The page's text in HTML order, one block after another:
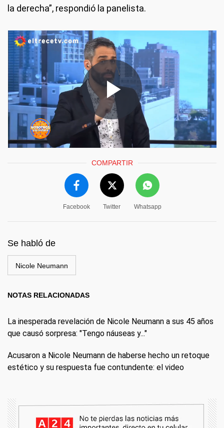
la derecha”, respondió la panelista.
COMPARTIR
Facebook Twitter Whatsapp
Se habló de
Nicole Neumann
NOTAS RELACIONADAS
La inesperada revelación de Nicole Neumann a sus 45 años
que causó sorpresa: "Tengo náuseas y..."
Acusaron a Nicole Neumann de haberse hecho un retoque
estético y su respuesta fue contundente: el video